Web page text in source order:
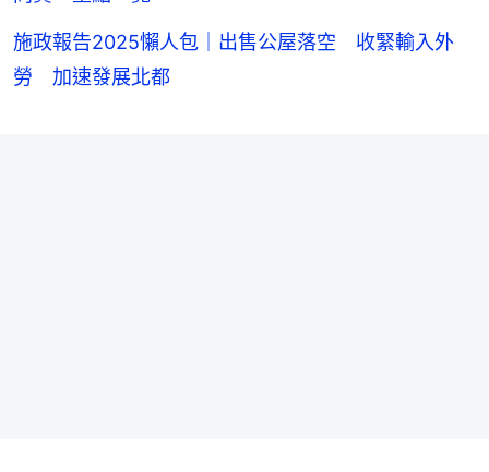
施政報告2025懶人包｜出售公屋落空 收緊輸入外
勞 加速發展北都